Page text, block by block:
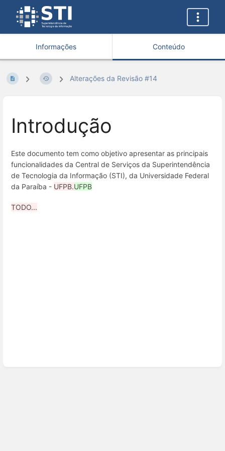
Informações Conteúdo
Alterações da Revisão #14
Introdução
Este documento tem como objetivo apresentar as principais
funcionalidades da Central de Serviços da Superintendência
de Tecnologia da Informação (STI), da Universidade Federal
da Paraíba - UFPB.UFPB
TODO...